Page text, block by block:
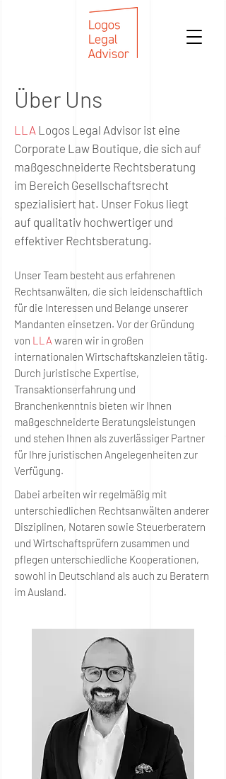
Über Uns
LLA Logos Legal Advisor ist eine
Corporate Law Boutique, die sich auf
maßgeschneiderte Rechtsberatung
im Bereich Gesellschaftsrecht
spezialisiert hat. Unser Fokus liegt
auf qualitativ hochwertiger und
effektiver Rechtsberatung.
Unser Team besteht aus erfahrenen
Rechtsanwälten, die sich leidenschaftlich
für die Interessen und Belange unserer
Mandanten einsetzen. Vor der Gründung
von LLA waren wir in großen
internationalen Wirtschaftskanzleien tätig.
Durch juristische Expertise,
Transaktionserfahrung und
Branchenkenntnis bieten wir Ihnen
maßgeschneiderte Beratungsleistungen
und stehen Ihnen als zuverlässiger Partner
für Ihre juristischen Angelegenheiten zur
Verfügung.
Dabei arbeiten wir regelmäßig mit
unterschiedlichen Rechtsanwälten anderer
Disziplinen, Notaren sowie Steuerberatern
und Wirtschaftsprüfern zusammen und
pflegen unterschiedliche Kooperationen,
sowohl in Deutschland als auch zu Beratern
im Ausland.